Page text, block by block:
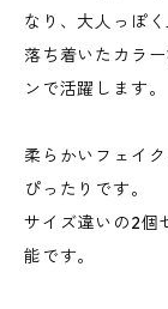
なり、大人っぽ
落ち着いたカラ
ンで活躍します。
柔らかいフェイ
ぴったりです。
サイズ違いの2個
能です。